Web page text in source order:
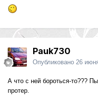
Pauk730
Опубликовано 26
А что с ней бороться-то???
протер.